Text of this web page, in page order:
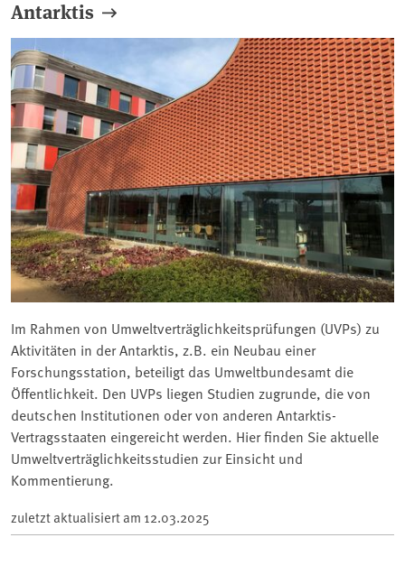
Antarktis
Im Rahmen von Umweltverträglichkeitsprüfungen (UVPs) zu
Aktivitäten in der Antarktis, z.B. ein Neubau einer
Forschungsstation, beteiligt das Umweltbundesamt die
Öffentlichkeit. Den UVPs liegen Studien zugrunde, die von
deutschen Institutionen oder von anderen Antarktis-
Vertragsstaaten eingereicht werden. Hier finden Sie aktuelle
Umweltverträglichkeitsstudien zur Einsicht und
Kommentierung.
zuletzt aktualisiert am 12.03.2025